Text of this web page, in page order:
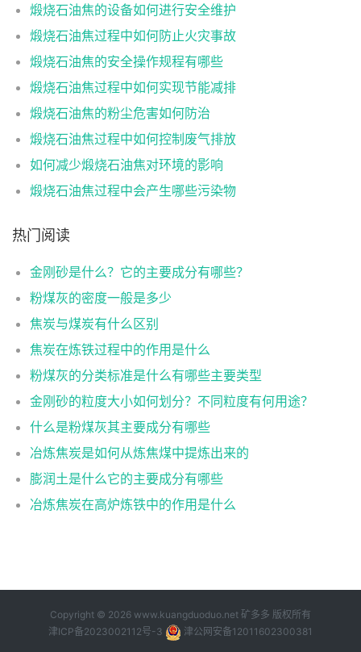
煅烧石油焦的设备如何进行安全维护
煅烧石油焦过程中如何防止火灾事故
煅烧石油焦的安全操作规程有哪些
煅烧石油焦过程中如何实现节能减排
煅烧石油焦的粉尘危害如何防治
煅烧石油焦过程中如何控制废气排放
如何减少煅烧石油焦对环境的影响
煅烧石油焦过程中会产生哪些污染物
热门阅读
金刚砂是什么？它的主要成分有哪些？
粉煤灰的密度一般是多少
焦炭与煤炭有什么区别
焦炭在炼铁过程中的作用是什么
粉煤灰的分类标准是什么有哪些主要类型
金刚砂的粒度大小如何划分？不同粒度有何用途？
什么是粉煤灰其主要成分有哪些
冶炼焦炭是如何从炼焦煤中提炼出来的
膨润土是什么它的主要成分有哪些
冶炼焦炭在高炉炼铁中的作用是什么
Copyright © 2026 www.kuangduoduo.net 矿多多 版权所有
津ICP备2023002112号-3
津公网安备12011602300381